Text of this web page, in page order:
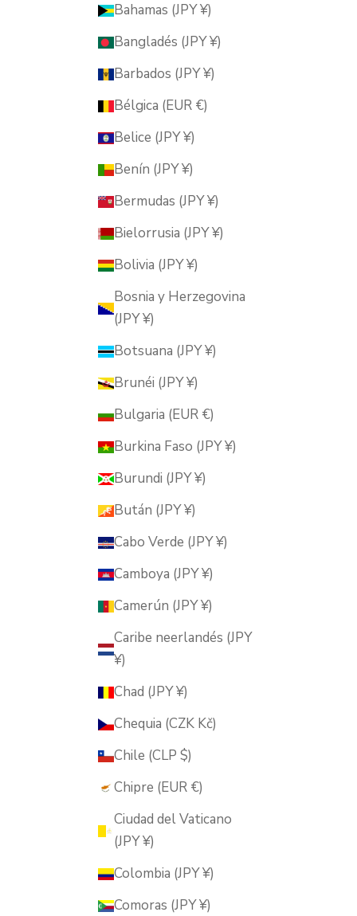
Bahamas (JPY ¥)
Bangladés (JPY ¥)
Barbados (JPY ¥)
Bélgica (EUR €)
Belice (JPY ¥)
Benín (JPY ¥)
Bermudas (JPY ¥)
Bielorrusia (JPY ¥)
Bolivia (JPY ¥)
Bosnia y Herzegovina
(JPY ¥)
Botsuana (JPY ¥)
Brunéi (JPY ¥)
Bulgaria (EUR €)
Burkina Faso (JPY ¥)
Burundi (JPY ¥)
Bután (JPY ¥)
Cabo Verde (JPY ¥)
Camboya (JPY ¥)
Camerún (JPY ¥)
Caribe neerlandés (JPY
¥)
Chad (JPY ¥)
Chequia (CZK Kč)
Chile (CLP $)
Chipre (EUR €)
Ciudad del Vaticano
(JPY ¥)
Colombia (JPY ¥)
Comoras (JPY ¥)